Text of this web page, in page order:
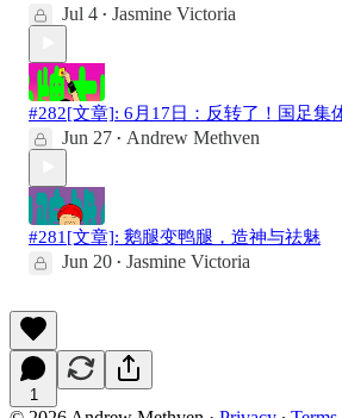
Jul 4 • Jasmine Victoria
#282[文章]: 6月17日：反转了！国足集
Jun 27 • Andrew Methven
#281[文章]: 鹅腿变鸭腿，造神与祛魅
Jun 20 • Jasmine Victoria
1